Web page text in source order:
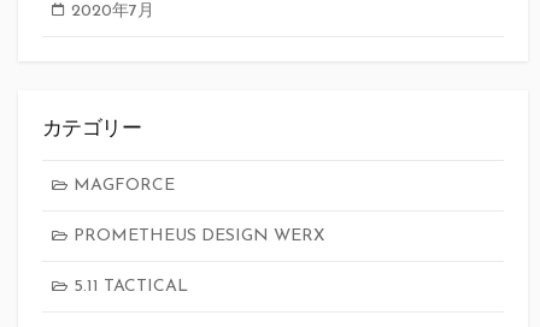
2020年7月
カテゴリー
MAGFORCE
PROMETHEUS DESIGN WERX
5.11 TACTICAL